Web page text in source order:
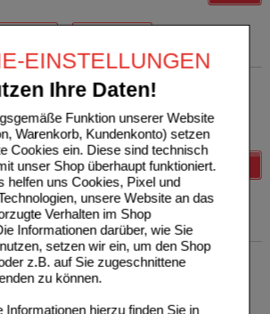
EINSTELLUNGEN
Ihre Daten!
Funktion unserer Website
Warenkorb, Kundenkonto) setzen
Cookies ein. Diese sind technisch
unser Shop überhaupt funktioniert.
helfen uns Cookies, Pixel und
unsere Website an das
Verhalten im Shop
Informationen darüber, wie Sie
setzen wir ein, um den Shop
z.B. auf Sie zugeschnittene
zu können.
Informationen hierzu finden Sie in
AL 150 mg Filmtabletten
50 St 100 St
Filmtabletten
GmbH